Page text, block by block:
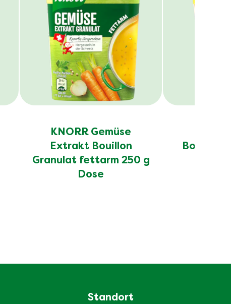
KNORR Gemüse
Extrakt Bouillon
Granulat fettarm 250 g
Dose
Bouillon
Standort